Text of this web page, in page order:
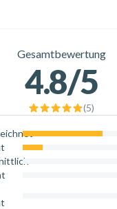
buchen Sie Ihren ersten
Gesamtbewertung
4.8/5
(5)
80%
20